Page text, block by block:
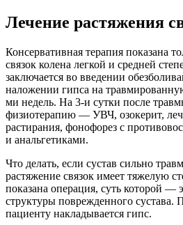
Лечение растяжения
Консервативная терапия показана
связок колена легкой и средней
заключается во введении
наложении гипса на
ми недель. На 3-и сутки после
физиотерапию — УВЧ, озокерит,
растирания, фонофорез с
и анальгетиками.
Что делать, если сустав сильно
растяжение связок имеет тяжелую
показана операция, суть которой —
структуры поврежденного сустава.
пациенту накладывается гипс.